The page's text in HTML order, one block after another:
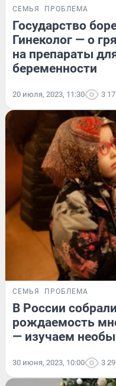
СЕМЬЯ ПРОБЛЕМА
Государство
Гинеколог — о
на препараты
беременности
20 июля, 2023, 11:30 3
СЕМЬЯ ПРОБЛЕМА
В России
рождаемость
— изучаем
30 июня, 2023, 10:00 3